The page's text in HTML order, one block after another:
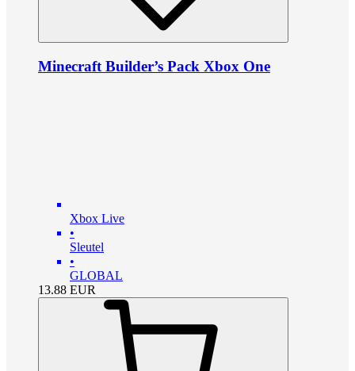
Minecraft Builder’s Pack Xbox One
Xbox Live
•
Sleutel
•
GLOBAL
13.88 EUR